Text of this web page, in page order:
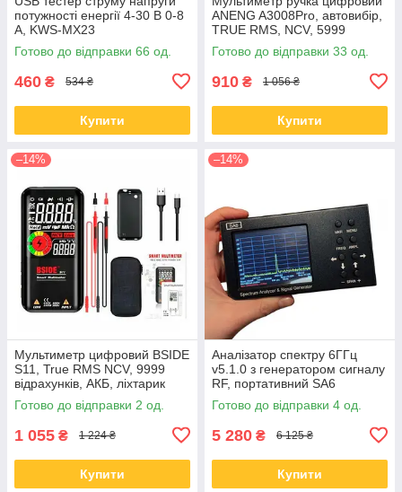
потужності енергії 4-30 В 0-8
А, KWS-MX23
Готово до відправки 66 од.
460 ₴ 534 ₴
Купити
ANENG A3008Pro, автовибір,
TRUE RMS, NCV, 5999
відрахунків
Готово до відправки 33 од.
910 ₴ 1 056 ₴
Купити
–14%
Мультиметр цифровий BSIDE
S11, True RMS NCV, 9999
відрахунків, АКБ, ліхтарик
Готово до відправки 2 од.
1 055 ₴ 1 224 ₴
Купити
–14%
Аналізатор спектру 6ГГц
v5.1.0 з генератором сигналу
RF, портативний SA6
Готово до відправки 4 од.
5 280 ₴ 6 125 ₴
Купити